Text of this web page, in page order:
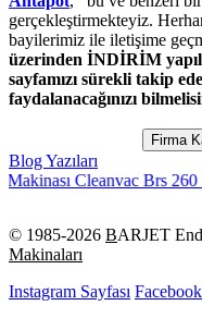
gerçekleştirmekteyiz.
bayilerimiz ile iletişime
üzerinden İNDİRİM
sayfamızı sürekli takip
faydalanacağınızı
Firma
Blog Yazıları
Cleanvac Brs 260 Fiyatı
© 1985-2026 BARJET
Makinaları
Instagram Sayfası